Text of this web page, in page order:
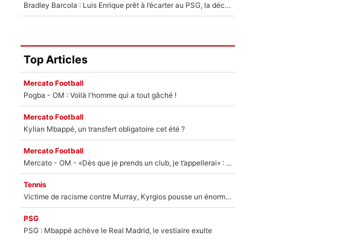
Bradley Barcola : Luis Enrique prêt à l’écarter au PSG, la décision qui va accélérer son transfert à Liverpool ?
Top Articles
Mercato Football
Pogba - OM : Voilà l'homme qui a tout gâché !
Mercato Football
Kylian Mbappé, un transfert obligatoire cet été ?
Mercato Football
Mercato - OM - «Dès que je prends un club, je t’appellerai» : La promesse de Marcelino au moment de claquer la porte
Tennis
Victime de racisme contre Murray, Kyrgios pousse un énorme coup de gueule !
PSG
PSG : Mbappé achève le Real Madrid, le vestiaire exulte